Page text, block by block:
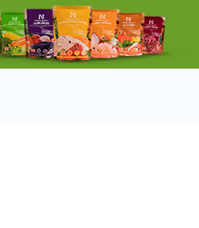
Request a tour